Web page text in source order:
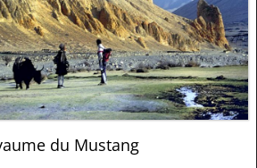
du Mustang